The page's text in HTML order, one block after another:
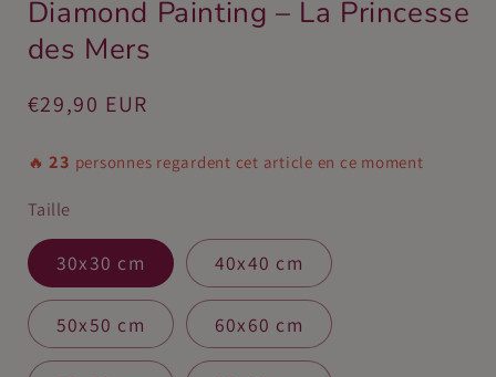
une
fenêtre
modale
Diamond Painting – La Princesse
des Mers
Prix
€29,90 EUR
🔥 23 personnes regardent cet article en ce moment
Taille
30x30 cm 40x40 cm
50x50 cm 60x60 cm